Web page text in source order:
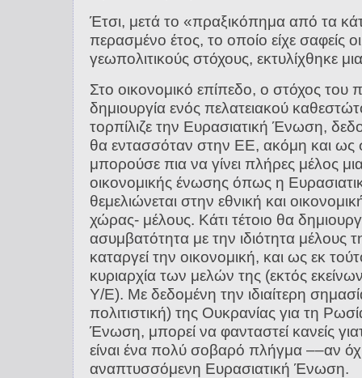
Έτσι, μετά το «πραξικόπημα από τα
περασμένο έτος, το οποίο είχε σαφείς
γεωπολιτικούς στόχους, εκτυλίχθηκε
Στο οικονομικό επίπεδο, ο στόχος του
δημιουργία ενός πελατειακού
τορπίλιζε την Ευρασιατική Ένωση,
θα εντασσόταν στην ΕΕ, ακόμη και ως
μπορούσε πια να γίνει πλήρες μέλος
οικονομικής ένωσης όπως η
θεμελιώνεται στην εθνική και
χώρας- μέλους. Κάτι τέτοιο θα
ασυμβατότητα με την ιδιότητα μέλους
καταργεί την οικονομική, και ως εκ
κυριαρχία των μελών της (εκτός
Υ/Ε). Με δεδομένη την ιδιαίτερη
πολιτιστική) της Ουκρανίας για τη
Ένωση, μπορεί να φανταστεί κανείς
είναι ένα πολύ σοβαρό πλήγμα ––αν
αναπτυσσόμενη Ευρασιατική Ένωση.